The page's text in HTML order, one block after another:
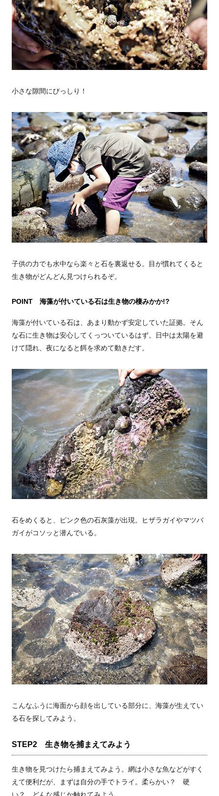
小さな隙間にびっしり！
子供の力でも水中なら楽々と石を裏返せる。目が慣れてくると
生き物がどんどん見つけられるぞ。
POINT 海藻が付いている石は生き物の棲みかか!?
海藻が付いている石は、あまり動かず安定していた証拠。そん
な石に生き物は安心してくっついているはず。日中は太陽を避
けて隠れ、夜になると餌を求めて動きだす。
石をめくると、ピンク色の石灰藻が出現。ヒザラガイやマツバ
ガイがコソッと潜んでいる。
こんなふうに海面から顔を出している部分に、海藻が生えてい
る石を探してみよう。
STEP2 生き物を捕まえてみよう
生き物を見つけたら捕まえてみよう。網は小さな魚などがすく
えて便利だが、まずは自分の手でトライ。柔らかい？ 硬
い？ どんな感じか触れてみよう。